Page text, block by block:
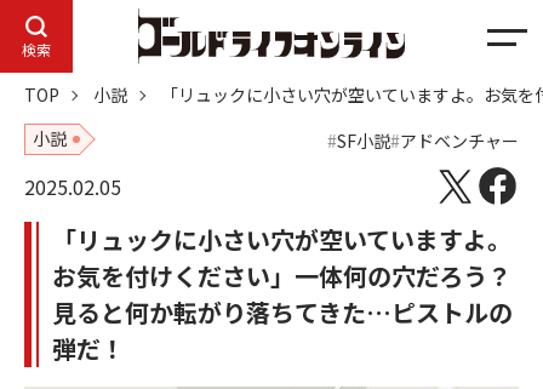
検索
メ
ュ
ー
TOP 小説
「リュックに小さい穴が空いていますよ。お気
小説
SF小説 アドベンチャー
2025.02.05
「リュックに小さい穴が空いていますよ。
お気を付けください」一体何の穴だろう？
見ると何か転がり落ちてきた…ピストルの
弾だ！